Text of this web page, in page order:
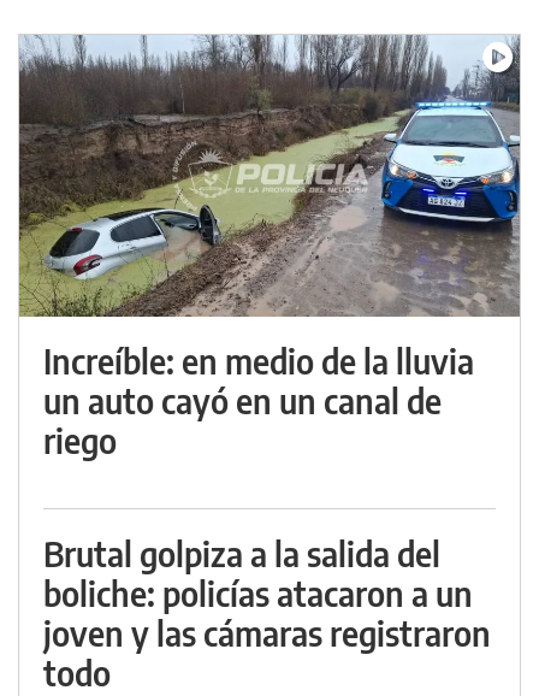
Increíble: en medio de la lluvia
un auto cayó en un canal de
riego
Brutal golpiza a la salida del
boliche: policías atacaron a un
joven y las cámaras registraron
todo